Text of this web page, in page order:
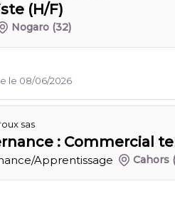
(H/F)
Nogaro (32)
le 08/06/2026
sas
: Commercial
Apprentissage Cahors